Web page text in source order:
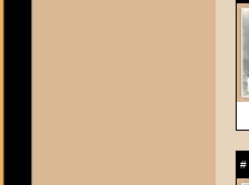
#